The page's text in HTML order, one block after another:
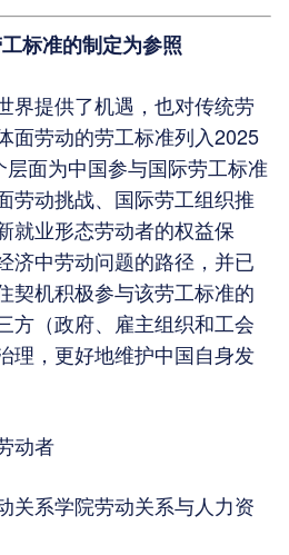
标准的制定为参照
界提供了机遇，也对传统劳
面劳动的劳工标准列入2025
面为中国参与国际劳工标准
劳动挑战、国际劳工组织推
就业形态劳动者的权益保
济中劳动问题的路径，并已
契机积极参与该劳工标准的
方（政府、雇主组织和工会
理，更好地维护中国自身发
动者
关系学院劳动关系与人力资